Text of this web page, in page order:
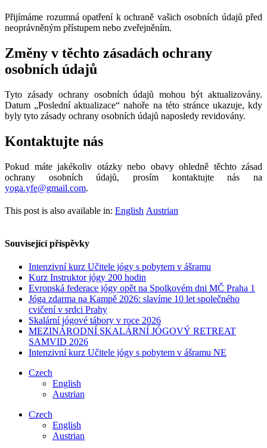
Přijímáme rozumná opatření k ochraně vašich osobních údajů před
neoprávněným přístupem nebo zveřejněním.
Změny v těchto zásadách ochrany
osobních údajů
Tyto zásady ochrany osobních údajů mohou být aktualizovány.
Datum „Poslední aktualizace“ nahoře na této stránce ukazuje, kdy
byly tyto zásady ochrany osobních údajů naposledy revidovány.
Kontaktujte nás
Pokud máte jakékoliv otázky nebo obavy ohledně těchto zásad
ochrany osobních údajů, prosím kontaktujte nás na
yoga.yfe@gmail.com.
This post is also available in: English Austrian
Související příspěvky
Intenzivní kurz Učitele jógy s pobytem v ášramu
Kurz Instruktor jógy 200 hodin
Evropská federace jógy opět na Spolkovém dni MČ Praha 1
Jóga zdarma na Kampě 2026: slavíme 10 let společného
cvičení v srdci Prahy
Skalární jógové tábory v roce 2026
MEZINÁRODNÍ ​SKALÁRNÍ JÓGOVÝ RETREAT
SAMVID 2026
Intenzivní kurz Učitele jógy s pobytem v ášramu NE
Czech
English
Austrian
Czech
English
Austrian